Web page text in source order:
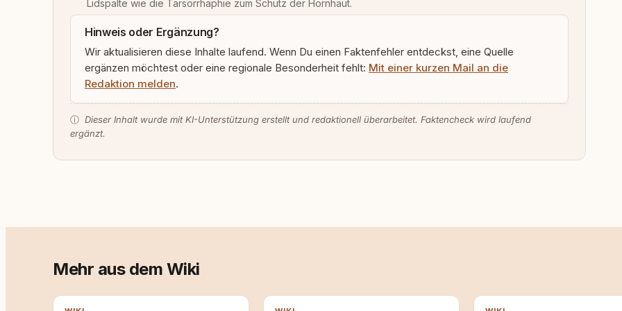
Lidspalte wie die Tarsorrhaphie zum Schutz der Hornhaut.
Hinweis oder Ergänzung?
Wir aktualisieren diese Inhalte laufend. Wenn Du einen Faktenfehler entdeckst, eine Quelle
ergänzen möchtest oder eine regionale Besonderheit fehlt: Mit einer kurzen Mail an die
Redaktion melden.
ⓘ Dieser Inhalt wurde mit KI-Unterstützung erstellt und redaktionell überarbeitet. Faktencheck wird laufend
ergänzt.
Mehr aus dem Wiki